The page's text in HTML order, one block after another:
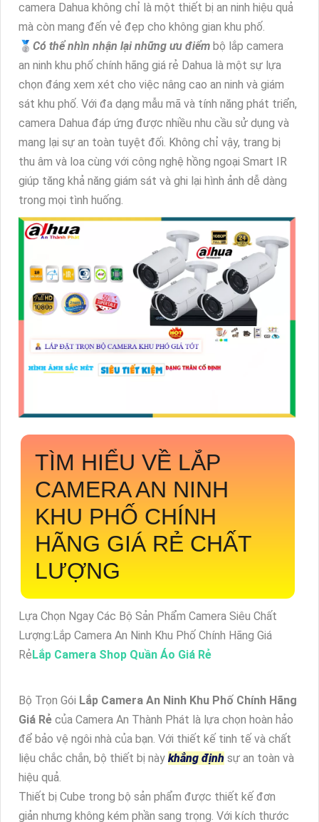
camera Dahua không chỉ là một thiết bị an ninh hiệu quả
mà còn mang đến vẻ đẹp cho không gian khu phố.
🥈️ Có thể nhìn nhận lại những ưu điểm bộ lắp camera
an ninh khu phố chính hãng giá rẻ Dahua là một sự lựa
chọn đáng xem xét cho việc nâng cao an ninh và giám
sát khu phố. Với đa dạng mẫu mã và tính năng phát triển,
camera Dahua đáp ứng được nhiều nhu cầu sử dụng và
mang lại sự an toàn tuyệt đối. Không chỉ vậy, trang bị
thu âm và loa cùng với công nghệ hồng ngoại Smart IR
giúp tăng khả năng giám sát và ghi lại hình ảnh dễ dàng
trong mọi tình huống.
TÌM HIỂU VỀ LẮP
CAMERA AN NINH
KHU PHỐ CHÍNH
HÃNG GIÁ RẺ CHẤT
LƯỢNG
Lựa Chọn Ngay Các Bộ Sản Phẩm Camera Siêu Chất
Lượng:Lắp Camera An Ninh Khu Phố Chính Hãng Giá
RẻLắp Camera Shop Quần Áo Giá Rẻ
Bộ Trọn Gói Lắp Camera An Ninh Khu Phố Chính Hãng
Giá Rẻ của Camera An Thành Phát là lựa chọn hoàn hảo
để bảo vệ ngôi nhà của bạn. Với thiết kế tinh tế và chất
liệu chắc chắn, bộ thiết bị này khẳng định sự an toàn và
hiệu quả.
Thiết bị Cube trong bộ sản phẩm được thiết kế đơn
giản nhưng không kém phần sang trọng. Với kích thước